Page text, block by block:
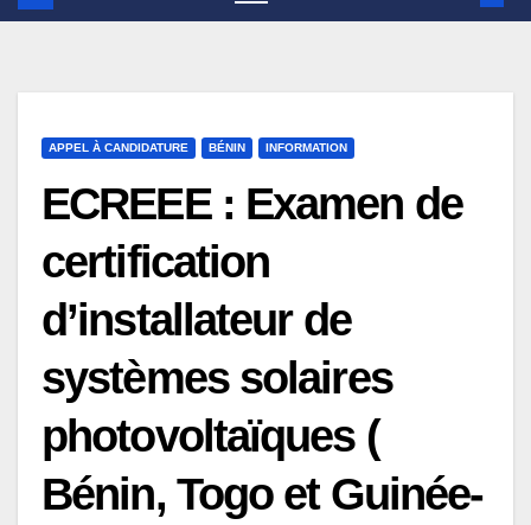
APPEL À CANDIDATURE BÉNIN INFORMATION
ECREEE : Examen de
certification
d’installateur de
systèmes solaires
photovoltaïques (
Bénin, Togo et Guinée-